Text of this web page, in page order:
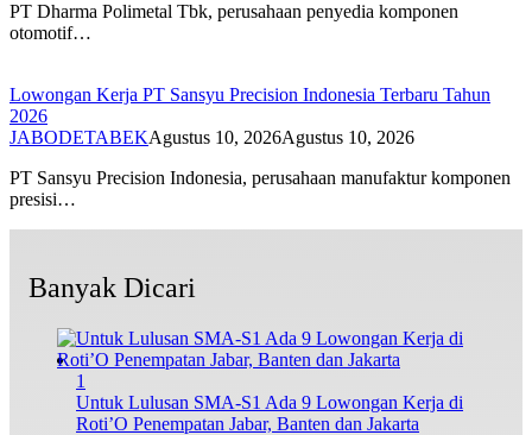
PT Dharma Polimetal Tbk, perusahaan penyedia komponen
otomotif…
Lowongan Kerja PT Sansyu Precision Indonesia Terbaru Tahun
2026
JABODETABEKAgustus 10, 2026Agustus 10, 2026
PT Sansyu Precision Indonesia, perusahaan manufaktur komponen
presisi…
Banyak Dicari
1
Untuk Lulusan SMA-S1 Ada 9 Lowongan Kerja di
Roti’O Penempatan Jabar, Banten dan Jakarta